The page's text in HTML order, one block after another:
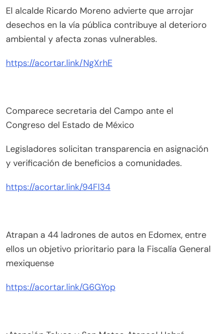
El alcalde Ricardo Moreno advierte que arrojar
desechos en la vía pública contribuye al deterioro
ambiental y afecta zonas vulnerables.
https://acortar.link/NgXrhE
Comparece secretaria del Campo ante el
Congreso del Estado de México
Legisladores solicitan transparencia en asignación
y verificación de beneficios a comunidades.
https://acortar.link/94Fl34
Atrapan a 44 ladrones de autos en Edomex, entre
ellos un objetivo prioritario para la Fiscalía General
mexiquense
https://acortar.link/G6GYop